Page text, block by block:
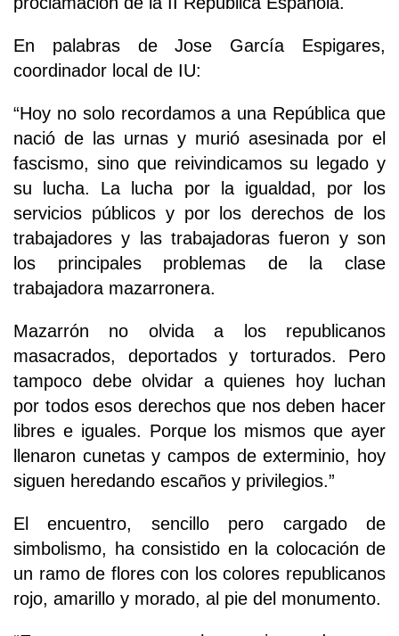
En palabras de Jose García Espigares,
coordinador local de IU:
“Hoy no solo recordamos a una República que
nació de las urnas y murió asesinada por el
fascismo, sino que reivindicamos su legado y
su lucha. La lucha por la igualdad, por los
servicios públicos y por los derechos de los
trabajadores y las trabajadoras fueron y son
los principales problemas de la clase
trabajadora mazarronera.
Mazarrón no olvida a los republicanos
masacrados, deportados y torturados. Pero
tampoco debe olvidar a quienes hoy luchan
por todos esos derechos que nos deben hacer
libres e iguales. Porque los mismos que ayer
llenaron cunetas y campos de exterminio, hoy
siguen heredando escaños y privilegios.”
El encuentro, sencillo pero cargado de
simbolismo, ha consistido en la colocación de
un ramo de flores con los colores republicanos
rojo, amarillo y morado, al pie del monumento.